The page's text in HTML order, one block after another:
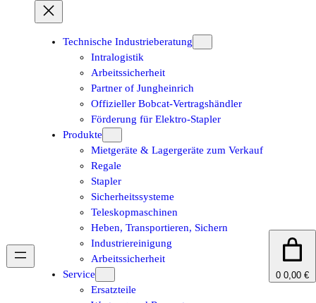
Technische Industrieberatung
Intralogistik
Arbeitssicherheit
Partner of Jungheinrich
Offizieller Bobcat-Vertragshändler
Förderung für Elektro-Stapler
Produkte
Mietgeräte & Lagergeräte zum Verkauf
Regale
Stapler
Sicherheitssysteme
Teleskopmaschinen
Heben, Transportieren, Sichern
Industriereinigung
Arbeitssicherheit
Service
Ersatzteile
0 0,00 €